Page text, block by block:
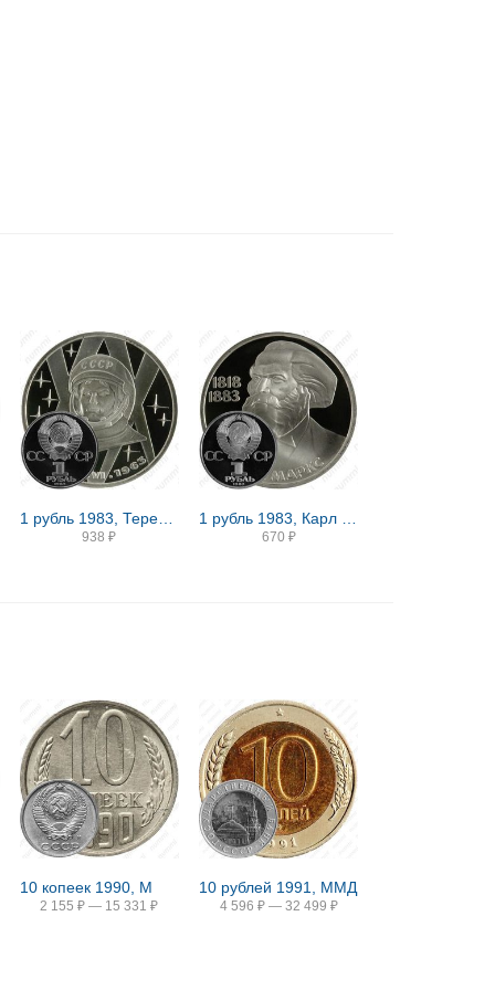
938 ₽ 670 ₽
10 копеек 1990, М
2 155 ₽ — 15 331 ₽
10 рублей 1991, ММД
4 596 ₽ — 32 499 ₽